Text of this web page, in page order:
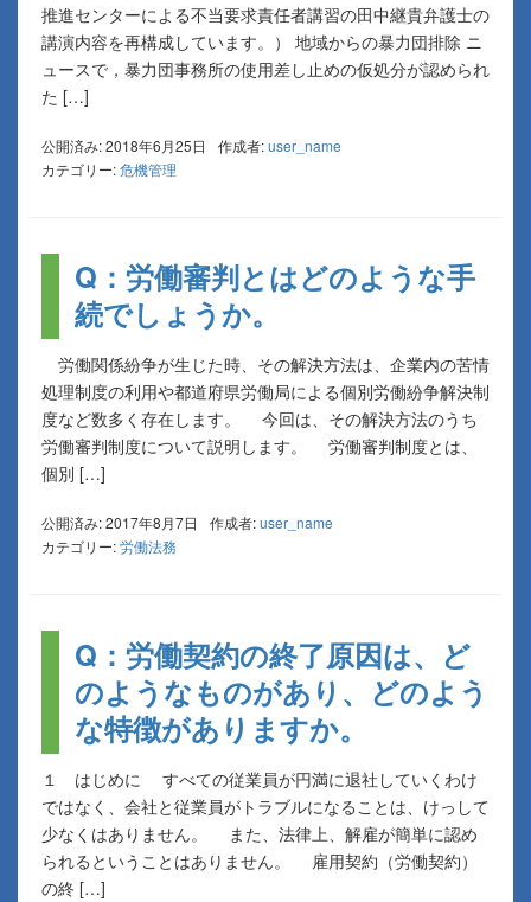
推進センターによる不当要求責任者講習の田中継貴弁護士の
講演内容を再構成しています。） 地域からの暴力団排除 ニ
ュースで，暴力団事務所の使用差し止めの仮処分が認められ
た […]
公開済み: 2018年6月25日 作成者:user_name
カテゴリー:危機管理
Q：労働審判とはどのような手
続でしょうか。
労働関係紛争が生じた時、その解決方法は、企業内の苦情
処理制度の利用や都道府県労働局による個別労働紛争解決制
度など数多く存在します。 今回は、その解決方法のうち
労働審判制度について説明します。 労働審判制度とは、
個別 […]
公開済み: 2017年8月7日 作成者:user_name
カテゴリー:労働法務
Q：労働契約の終了原因は、ど
のようなものがあり、どのよう
な特徴がありますか。
１ はじめに すべての従業員が円満に退社していくわけ
ではなく、会社と従業員がトラブルになることは、けっして
少なくはありません。 また、法律上、解雇が簡単に認め
られるということはありません。 雇用契約（労働契約）
の終 […]